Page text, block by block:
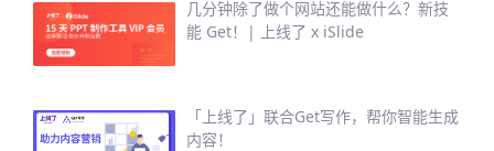
几分钟除了做个网站还能做什么？新技
能 Get！| 上线了 x iSlide
「上线了」联合Get写作，帮你智能生成
内容！